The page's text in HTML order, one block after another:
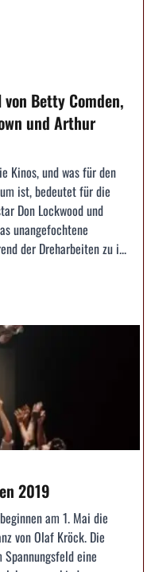
Betty Comden,
und Arthur
Kinos, und was für den
ist, bedeutet für die
Don Lockwood und
unangefochtene
der Dreharbeiten zu i...
2019
am 1. Mai die
von Olaf Kröck. Die
eine